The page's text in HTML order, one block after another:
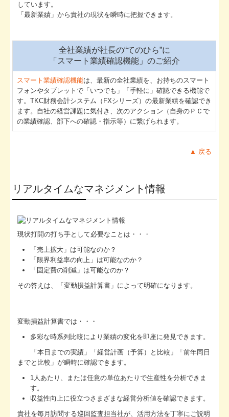
しています。
「最新業績」から貴社の現状を瞬時に把握できます。
全社業績が社長の“てのひら”に
「スマート業績確認機能」のご紹介
スマート業績確認機能は、最新の全社業績を、お持ちのスマート
フォンやタブレットで「いつでも」「手軽に」確認できる機能で
す。TKC財務会計システム（FXシリーズ）の最新業績を確認でき
ます。自社の経営課題に気付き、次のアクション（自身のＰＣで
の業績確認、部下への確認・指示等）に繋げられます。
▲ 戻る
リアルタイムなマネジメント情報
現状打開の打ち手として必要なことは・・・
「売上拡大」は可能なのか？
「限界利益率の向上」は可能なのか？
「固定費の削減」は可能なのか？
その答えは、「変動損益計算書」によって明確になります。
変動損益計算書では・・・
多彩な時系列比較により業績の変化を即座に発見できます。
「本日までの実績」「経営計画（予算）と比較」「前年同日
までと比較」が瞬時に確認できます。
1人あたり、または任意の単位あたりで生産性を分析できま
す。
収益性向上に役立つさまざまな経営分析値を確認できます。
貴社を毎月訪問する巡回監査担当社が、活用方法を丁寧にご説明